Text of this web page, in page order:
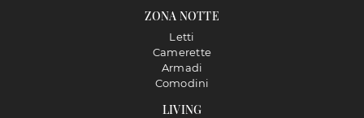
LIVING
ZONA NOTTE
Letti
Camerette
Armadi
Comodini